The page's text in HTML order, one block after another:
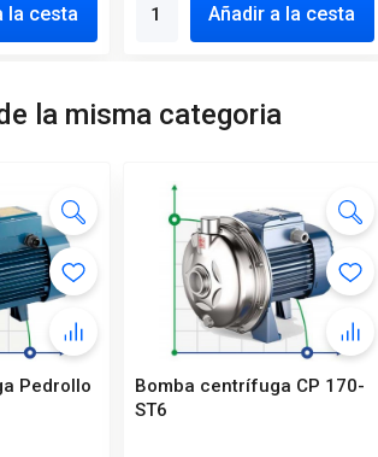
la cesta Añadir a la cesta
la misma categoria
Pedrollo
Bomba centrífuga CP 170-
ST6